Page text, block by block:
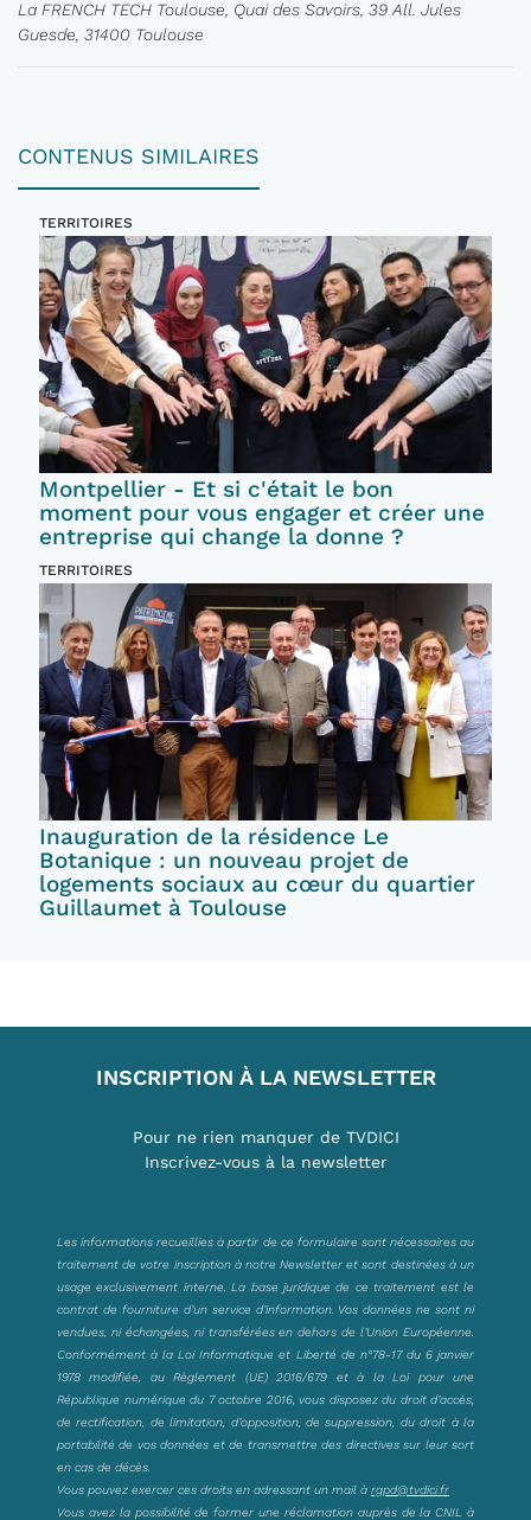
La FRENCH TECH Toulouse, Quai des Savoirs, 39 All. Jules
Guesde, 31400 Toulouse
CONTENUS SIMILAIRES
TERRITOIRES
Montpellier - Et si c'était le bon
moment pour vous engager et créer une
entreprise qui change la donne ?
TERRITOIRES
Inauguration de la résidence Le
Botanique : un nouveau projet de
logements sociaux au cœur du quartier
Guillaumet à Toulouse
INSCRIPTION À LA NEWSLETTER
Pour ne rien manquer de TVDICI
Inscrivez-vous à la newsletter
Les informations recueillies à partir de ce formulaire sont nécessaires au
traitement de votre inscription à notre Newsletter et sont destinées à un
usage exclusivement interne. La base juridique de ce traitement est le
contrat de fourniture d’un service d’information. Vos données ne sont ni
vendues, ni échangées, ni transférées en dehors de l’Union Européenne.
Conformément à la Loi Informatique et Liberté de n°78-17 du 6 janvier
1978 modifiée, au Règlement (UE) 2016/679 et à la Loi pour une
République numérique du 7 octobre 2016, vous disposez du droit d’accès,
de rectification, de limitation, d’opposition, de suppression, du droit à la
portabilité de vos données et de transmettre des directives sur leur sort
en cas de décès.
Vous pouvez exercer ces droits en adressant un mail à rgpd@tvdici.fr
Vous avez la possibilité de former une réclamation auprès de la CNIL à